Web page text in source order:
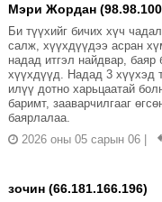
Мэри Жордан
Би түүхийг бичих хүч
салж, хүүхдүүдээ асран
надад итгэл найдвар, баяр
хүүхдүүд. Надад 3 хүүхэд
илүү дотно харьцаатай
баримт, зааварчилгааг
баярлалаа.
2026 оны 05 сарын 06
зочин (66.181.166.196)